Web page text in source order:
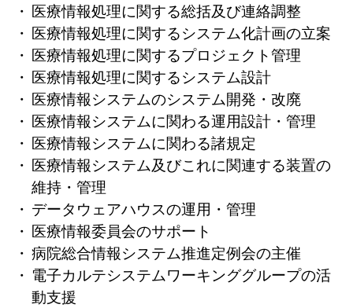
医療情報処理に関する総括及び連絡調整
医療情報処理に関するシステム化計画の立案
医療情報処理に関するプロジェクト管理
医療情報処理に関するシステム設計
医療情報システムのシステム開発・改廃
医療情報システムに関わる運用設計・管理
医療情報システムに関わる諸規定
医療情報システム及びこれに関連する装置の
維持・管理
データウェアハウスの運用・管理
医療情報委員会のサポート
病院総合情報システム推進定例会の主催
電子カルテシステムワーキンググループの活
動支援